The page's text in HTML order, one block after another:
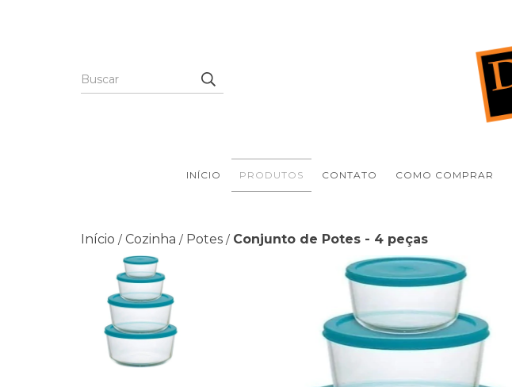
INÍCIO PRODUTOS CONTATO COMO COMPRAR
Início / Cozinha / Potes / Conjunto de Potes - 4 peças